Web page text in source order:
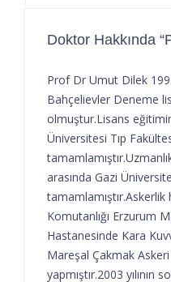
Doktor Hakkında
Prof Dr Umut Dilek
Bahçelievler Deneme
olmuştur.Lisans
Üniversitesi Tıp
arasında Gazi
Komutanlığı Erzurum
Hastanesinde Kara
Mareşal Çakmak
yapmıştır.2003 yılının